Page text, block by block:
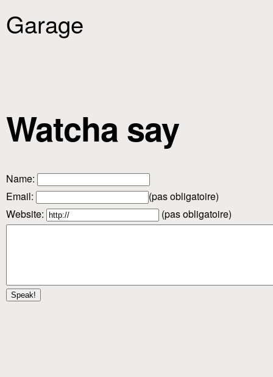
Garage
Watcha say
Name:
Email:
(pas obligatoire)
Website:
(pas obligatoire)